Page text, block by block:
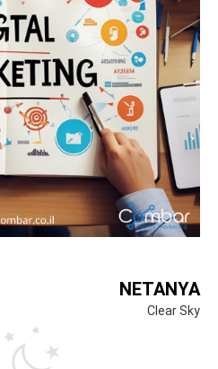
NETANYA
Clear Sky